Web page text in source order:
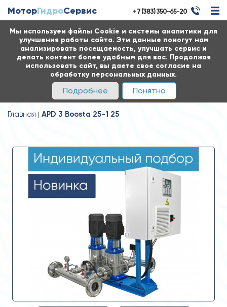
Мы используем файлы Cookie и системы аналитики для
улучшения работы сайта. Эти данные помогут нам
анализировать посещаемость, улучшать сервис и
делать контент более удобным для вас. Продолжая
использовать сайт, вы даете свое согласие на
обработку персональных данных.
Подробнее Понятно
МоторГидроСервис + 7 (383) 350-65-20
Главная APD 3 Boosta 25-1 25